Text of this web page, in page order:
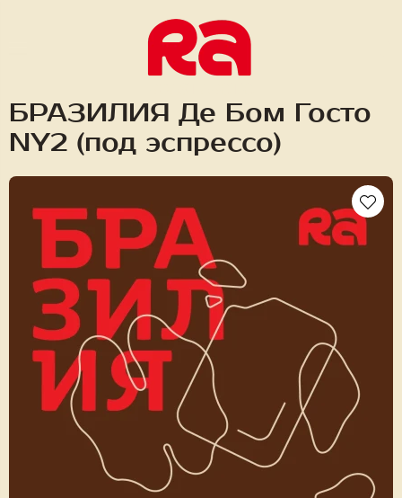
БРАЗИЛИЯ Де Бом Госто
NY2 (под эспрессо)